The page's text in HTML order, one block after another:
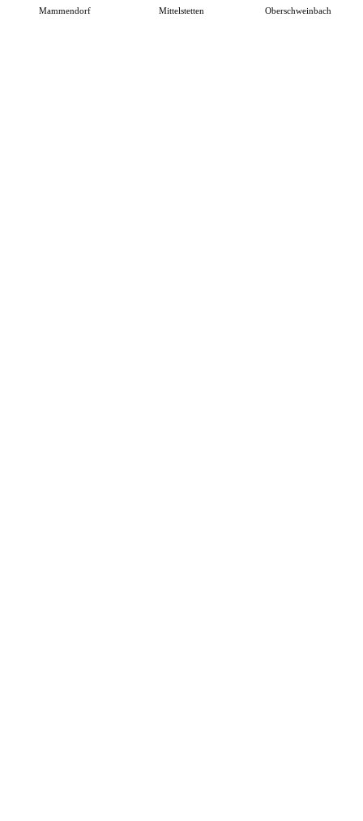
Mammendorf Mittelstetten Oberschweinbach